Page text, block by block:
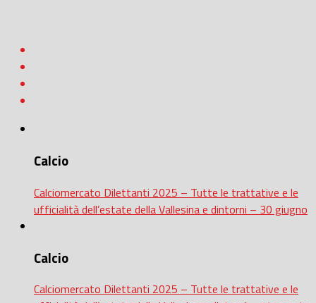
Calcio
Calciomercato Dilettanti 2025 – Tutte le trattative e le
ufficialità dell’estate della Vallesina e dintorni – 30 giugno
Calcio
Calciomercato Dilettanti 2025 – Tutte le trattative e le